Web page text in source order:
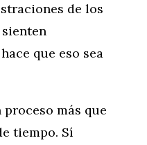
de los
que eso sea
más que
tiempo. Sí